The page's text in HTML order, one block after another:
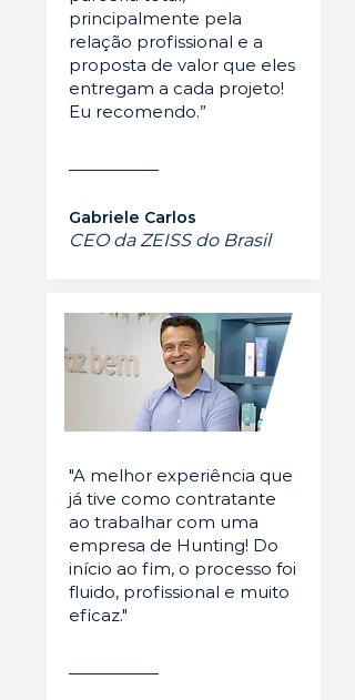
principalmente pela
relação profissional e a
proposta de valor que eles
entregam a cada projeto!
Eu recomendo.”
Gabriele Carlos
CEO da ZEISS do Brasil
"A melhor experiência que
já tive como contratante
ao trabalhar com uma
empresa de Hunting! Do
início ao fim, o processo foi
fluido, profissional e muito
eficaz."